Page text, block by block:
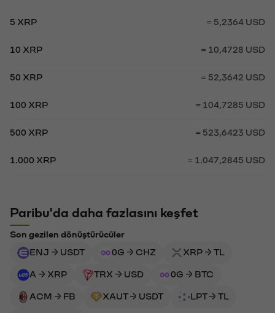
5 XRP = 5,2364 USD
10 XRP = 10,4728 USD
50 XRP = 52,3642 USD
100 XRP = 104,7285 USD
500 XRP = 523,6423 USD
1.000 XRP = 1.047,2845 USD
Paribu'da daha fazlasını keşfet
Son gezilen dönüştürücüler
ENJ → USDT
0G → CHZ XRP → TL
A → XRP TRX → USD 0G → BTC
ACM → FB XAUT → USDT LPT → TL